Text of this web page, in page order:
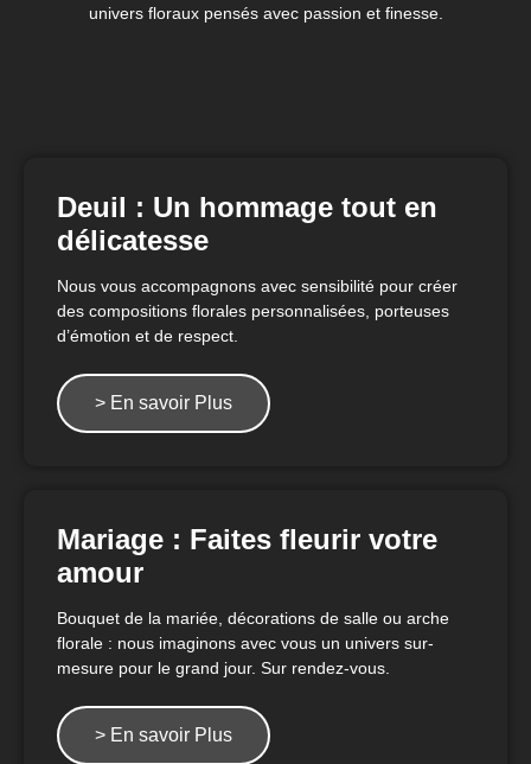
univers floraux pensés avec passion et finesse.
Deuil : Un hommage tout en
délicatesse
Nous vous accompagnons avec sensibilité pour créer
des compositions florales personnalisées, porteuses
d’émotion et de respect.
> En savoir Plus
Mariage : Faites fleurir votre
amour
Bouquet de la mariée, décorations de salle ou arche
florale : nous imaginons avec vous un univers sur-
mesure pour le grand jour. Sur rendez-vous.
> En savoir Plus